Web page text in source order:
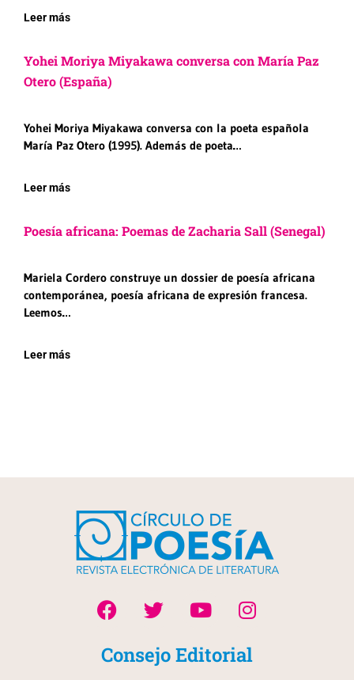
Leer más
Yohei Moriya Miyakawa conversa con María Paz
Otero (España)
Yohei Moriya Miyakawa conversa con la poeta española
María Paz Otero (1995). Además de poeta…
Leer más
Poesía africana: Poemas de Zacharia Sall (Senegal)
Mariela Cordero construye un dossier de poesía africana
contemporánea, poesía africana de expresión francesa.
Leemos…
Leer más
Consejo Editorial